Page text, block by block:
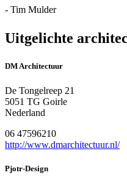
- Tim Mulder
Uitgelichte
DM Architectuur
De Tongelreep 21
5051 TG Goirle
Nederland
06 47596210
http://www.dmarchitectuur.nl/
Pjotr-Design